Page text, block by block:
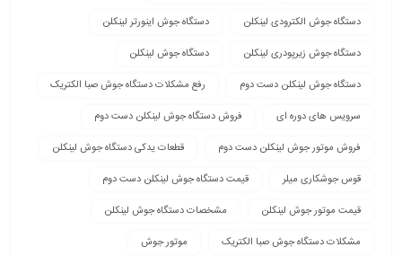
دستگاه جوش الکترودی لینکلن
دستگاه جوش اینورتر لینکلن
دستگاه جوش زیرپودری لینکلن
دستگاه جوش لینکلن
دستگاه جوش لینکلن دست دوم
رفع مشکلات دستگاه جوش صبا الکتریک
سرویس های دوره ای
فروش دستگاه جوش لینکلن دست دوم
فروش موتور جوش لینکلن دست دوم
قطعات یدکی دستگاه جوش لینکلن
قوس جوشکاری میلر
قیمت دستگاه جوش لینکلن دست دوم
قیمت موتور جوش لینکلن
مشخصات دستگاه جوش لینکلن
مشکلات دستگاه جوش صبا الکتریک
موتور جوش